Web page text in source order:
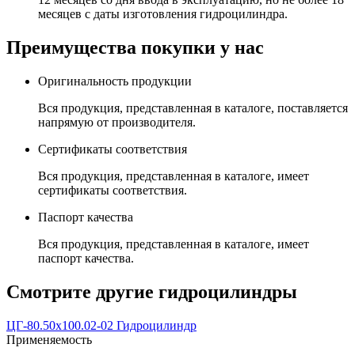
месяцев с даты изготовления гидроцилиндра.
Преимущества покупки у нас
Оригинальность продукции
Вся продукция, представленная в каталоге, поставляется
напрямую от производителя.
Сертификаты соответствия
Вся продукция, представленная в каталоге, имеет
сертификаты соответствия.
Паспорт качества
Вся продукция, представленная в каталоге, имеет
паспорт качества.
Смотрите другие гидроцилиндры
ЦГ-80.50х100.02-02 Гидроцилиндр
Применяемость